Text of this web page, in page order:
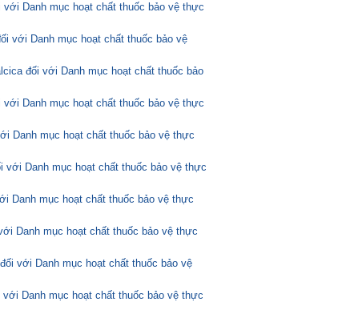
Danh mục hoạt chất thuốc bảo vệ thực
với Danh mục hoạt chất thuốc bảo vệ
đối với Danh mục hoạt chất thuốc bảo
Danh mục hoạt chất thuốc bảo vệ thực
Danh mục hoạt chất thuốc bảo vệ thực
với Danh mục hoạt chất thuốc bảo vệ thực
Danh mục hoạt chất thuốc bảo vệ thực
Danh mục hoạt chất thuốc bảo vệ thực
với Danh mục hoạt chất thuốc bảo vệ
Danh mục hoạt chất thuốc bảo vệ thực